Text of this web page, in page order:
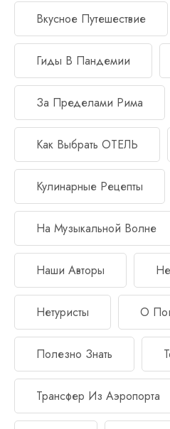
Вкусное Путешествие
Гиды В Пандемии
За Пределами Рима
Как Выбрать ОТЕЛЬ
Кулинарные Рецепты
На Музыкальной Волне
Наши Авторы
Нетуристы О
Полезно Знать
Трансфер Из Аэропорта